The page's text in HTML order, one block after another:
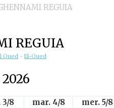
REGUIA
REGUIA
Oued - El-Oued
3/8 mar. 4/8 mer. 5/8